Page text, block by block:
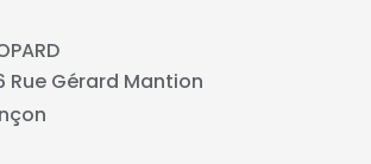
Rue Gérard Mantion